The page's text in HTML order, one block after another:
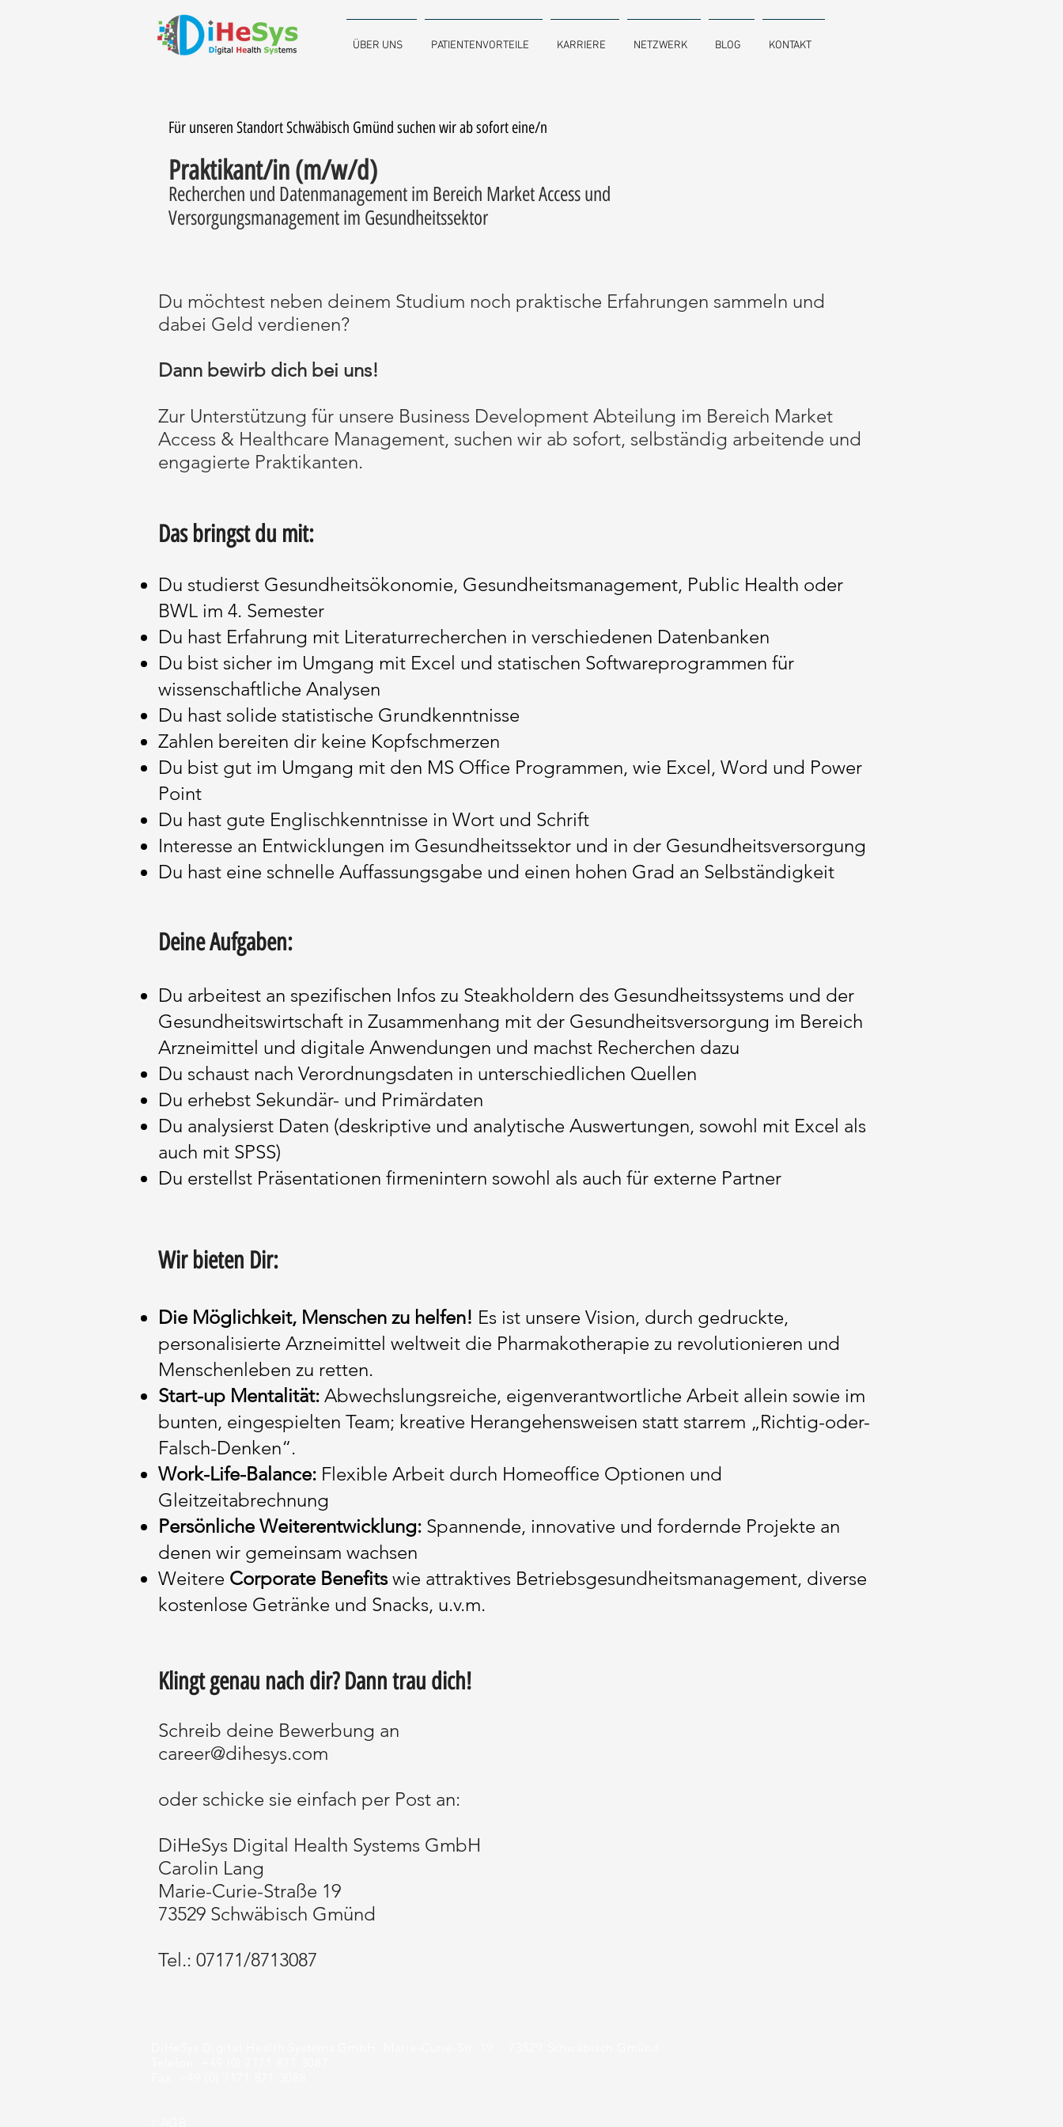
ÜBER UNS PATIENTENVORTEILE KARRIERE NETZWERK BLOG KONTAKT
Für unseren Standort Schwäbisch Gmünd suchen wir ab sofort eine/n
Praktikant/in (m/w/d)
Recherchen und Datenmanagement im Bereich Market Access und
Versorgungsmanagement im Gesundheitssektor
Du möchtest neben deinem Studium noch praktische Erfahrungen sammeln und
dabei Geld verdienen?
Dann bewirb dich bei uns!​
Zur Unterstützung für unsere Business Development Abteilung im Bereich Market
Access & Healthcare Management, suchen wir ab sofort, selbständig arbeitende und
engagierte Praktikanten.
Das bringst du mit:
Du studierst Gesundheitsökonomie, Gesundheitsmanagement, Public Health oder
BWL im 4. Semester
Du hast Erfahrung mit Literaturrecherchen in verschiedenen Datenbanken
Du bist sicher im Umgang mit Excel und statischen Softwareprogrammen für
wissenschaftliche Analysen
Du hast solide statistische Grundkenntnisse
Zahlen bereiten dir keine Kopfschmerzen
Du bist gut im Umgang mit den MS Office Programmen, wie Excel, Word und Power
Point
Du hast gute Englischkenntnisse in Wort und Schrift
Interesse an Entwicklungen im Gesundheitssektor und in der Gesundheitsversorgung
Du hast eine schnelle Auffassungsgabe und einen hohen Grad an Selbständigkeit
Deine Aufgaben:
Du arbeitest an spezifischen Infos zu Steakholdern des Gesundheitssystems und der
Gesundheitswirtschaft in Zusammenhang mit der Gesundheitsversorgung im Bereich
Arzneimittel und digitale Anwendungen und machst Recherchen dazu
Du schaust nach Verordnungsdaten in unterschiedlichen Quellen
Du erhebst Sekundär- und Primärdaten
Du analysierst Daten (deskriptive und analytische Auswertungen, sowohl mit Excel als
auch mit SPSS)
Du erstellst Präsentationen firmenintern sowohl als auch für externe Partner
Wir bieten Dir:
Die Möglichkeit, Menschen zu helfen! Es ist unsere Vision, durch gedruckte,
personalisierte Arzneimittel weltweit die Pharmakotherapie zu revolutionieren und
Menschenleben zu retten.
Start-up Mentalität: Abwechslungsreiche, eigenverantwortliche Arbeit allein sowie im
bunten, eingespielten Team; kreative Herangehensweisen statt starrem „Richtig-oder-
Falsch-Denken“.
Work-Life-Balance: Flexible Arbeit durch Homeoffice Optionen und
Gleitzeitabrechnung
Persönliche Weiterentwicklung: Spannende, innovative und fordernde Projekte an
denen wir gemeinsam wachsen
Weitere Corporate Benefits wie attraktives Betriebsgesundheitsmanagement, diverse
kostenlose Getränke und Snacks, u.v.m.
Klingt genau nach dir? Dann trau dich!
Schreib deine Bewerbung an
career@dihesys.com
oder schicke sie einfach per Post an:
DiHeSys Digital Health Systems GmbH
Carolin Lang
Marie-Curie-Straße 19
73529 Schwäbisch Gmünd
Tel.: 07171/8713087